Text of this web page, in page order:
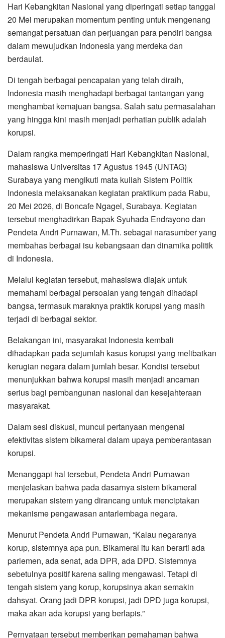
Hari Kebangkitan Nasional yang diperingati setiap tanggal
20 Mei merupakan momentum penting untuk mengenang
semangat persatuan dan perjuangan para pendiri bangsa
dalam mewujudkan Indonesia yang merdeka dan
berdaulat.
Di tengah berbagai pencapaian yang telah diraih,
Indonesia masih menghadapi berbagai tantangan yang
menghambat kemajuan bangsa. Salah satu permasalahan
yang hingga kini masih menjadi perhatian publik adalah
korupsi.
Dalam rangka memperingati Hari Kebangkitan Nasional,
mahasiswa Universitas 17 Agustus 1945 (UNTAG)
Surabaya yang mengikuti mata kuliah Sistem Politik
Indonesia melaksanakan kegiatan praktikum pada Rabu,
20 Mei 2026, di Boncafe Ngagel, Surabaya. Kegiatan
tersebut menghadirkan Bapak Syuhada Endrayono dan
Pendeta Andri Purnawan, M.Th. sebagai narasumber yang
membahas berbagai isu kebangsaan dan dinamika politik
di Indonesia.
Melalui kegiatan tersebut, mahasiswa diajak untuk
memahami berbagai persoalan yang tengah dihadapi
bangsa, termasuk maraknya praktik korupsi yang masih
terjadi di berbagai sektor.
Belakangan ini, masyarakat Indonesia kembali
dihadapkan pada sejumlah kasus korupsi yang melibatkan
kerugian negara dalam jumlah besar. Kondisi tersebut
menunjukkan bahwa korupsi masih menjadi ancaman
serius bagi pembangunan nasional dan kesejahteraan
masyarakat.
Dalam sesi diskusi, muncul pertanyaan mengenai
efektivitas sistem bikameral dalam upaya pemberantasan
korupsi.
Menanggapi hal tersebut, Pendeta Andri Purnawan
menjelaskan bahwa pada dasarnya sistem bikameral
merupakan sistem yang dirancang untuk menciptakan
mekanisme pengawasan antarlembaga negara.
Menurut Pendeta Andri Purnawan, “Kalau negaranya
korup, sistemnya apa pun. Bikameral itu kan berarti ada
parlemen, ada senat, ada DPR, ada DPD. Sistemnya
sebetulnya positif karena saling mengawasi. Tetapi di
tengah sistem yang korup, korupsinya akan semakin
dahsyat. Orang jadi DPR korupsi, jadi DPD juga korupsi,
maka akan ada korupsi yang berlapis.”
Pernyataan tersebut memberikan pemahaman bahwa